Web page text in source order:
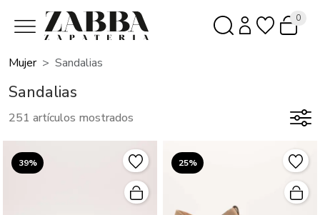
0
Mujer Sandalias
Sandalias
251 artículos mostrados
39% 25%